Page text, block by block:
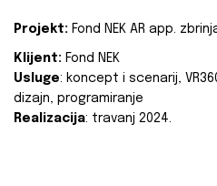
Projekt: Fond NEK AR app.
Klijent: Fond NEK
Usluge: koncept i scenarij,
dizajn, programiranje
Realizacija: travanj 2024.